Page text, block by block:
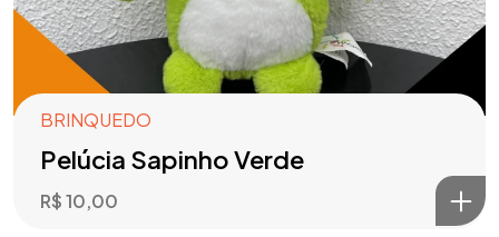
BRINQUEDO
Pelúcia Sapinho Verde
R$10,00